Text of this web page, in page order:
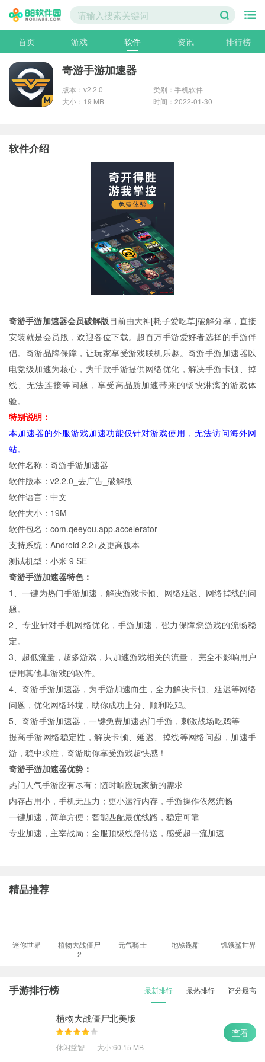
首页 游戏 软件 资讯 排行榜
奇游手游加速器
版本：v2.2.0
类别：手机软件
大小：19 MB
时间：2022-01-30
软件介绍
奇游手游加速器会员破解版 目前由大神[耗子爱吃草]破解分享，直接
安装就是会员版，欢迎各位下载。超百万手游爱好者选择的手游伴
侣。奇游品牌保障，让玩家享受游戏联机乐趣。奇游手游加速器以
电竞级加速为核心，为千款手游提供网络优化，解决手游卡顿、掉
线、无法连接等问题，享受高品质加速带来的畅快淋漓的游戏体
验。
特别说明：
本加速器的外服游戏加速功能仅针对游戏使用，无法访问海外网
站。
软件名称：奇游手游加速器
软件版本：v2.2.0_去广告_破解版
软件语言：中文
软件大小：19M
软件包名：com.qeeyou.app.accelerator
支持系统：Android 2.2+及更高版本
测试机型：小米 9 SE
奇游手游加速器特色：
1、一键为热门手游加速，解决游戏卡顿、网络延迟、网络掉线的问
题。
2、专业针对手机网络优化，手游加速，强力保障您游戏的流畅稳
定。
3、超低流量，超多游戏，只加速游戏相关的流量， 完全不影响用户
使用其他非游戏的软件。
4、奇游手游加速器，为手游加速而生，全力解决卡顿、延迟等网络
问题，优化网络环境，助你成功上分、顺利吃鸡。
5、奇游手游加速器，一键免费加速热门手游，刺激战场吃鸡等——
提高手游网络稳定性，解决卡顿、延迟、掉线等网络问题，加速手
游，稳中求胜，奇游助你享受游戏超快感！
奇游手游加速器优势：
热门人气手游应有尽有；随时响应玩家新的需求
内存占用小，手机无压力；更小运行内存，手游操作依然流畅
一键加速，简单方便；智能匹配最优线路，稳定可靠
专业加速，主宰战局；全服顶级线路传送，感受超一流加速
精品推荐
迷你世界
植物大战僵尸
2
元气骑士 地铁跑酷 饥饿鲨世界
手游排行榜 最新排行 最热排行 评分最高
植物大战僵尸北美版
休闲益智 大小:60.15 MB
查看